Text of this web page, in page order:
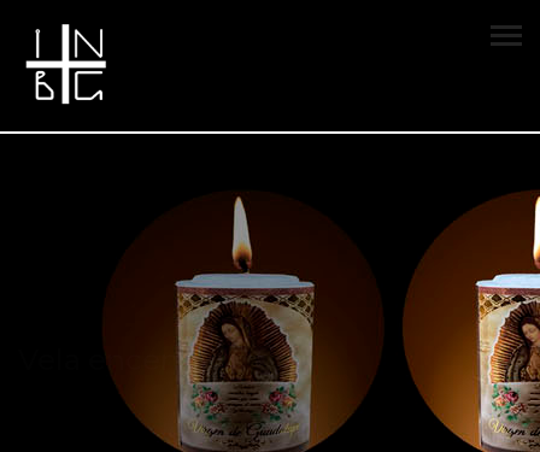
Vela encendida